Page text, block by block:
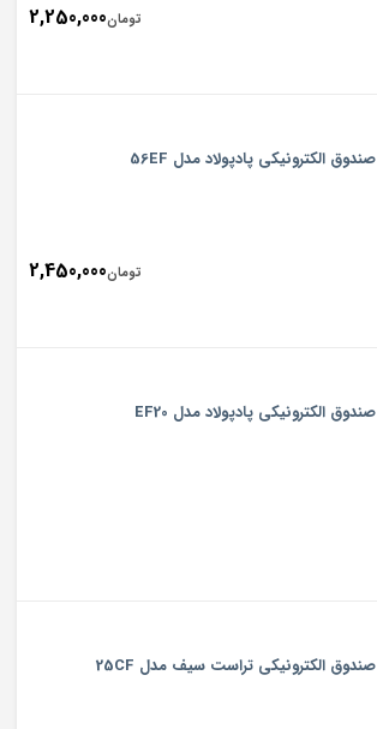
تومان2,250,000
صندوق الکترونیکی پادپولاد مدل 56EF
تومان2,450,000
صندوق الکترونیکی پادپولاد مدل EF20
صندوق الکترونیکی تراست سیف مدل 25CF